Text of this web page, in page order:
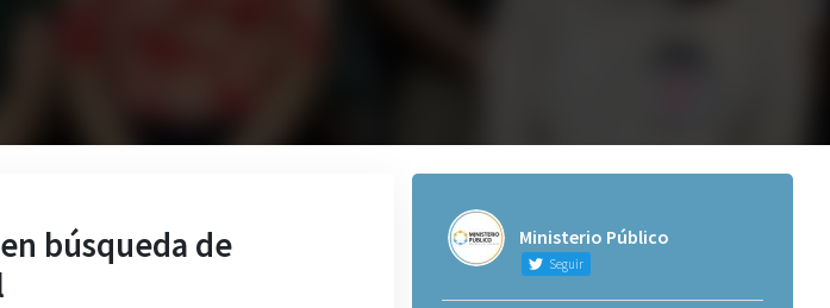
búsqueda de
Ministerio Público
Seguir